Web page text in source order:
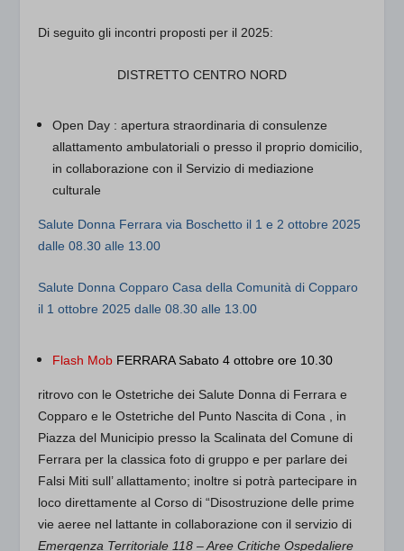
Di seguito gli incontri proposti per il 2025:
DISTRETTO CENTRO NORD
Open Day : apertura straordinaria di consulenze
allattamento ambulatoriali o presso il proprio domicilio,
in collaborazione con il Servizio di mediazione
culturale
Salute Donna Ferrara via Boschetto il 1 e 2 ottobre 2025
dalle 08.30 alle 13.00
Salute Donna Copparo Casa della Comunità di Copparo
il 1 ottobre 2025 dalle 08.30 alle 13.00
Flash Mob FERRARA Sabato 4 ottobre ore 10.30
ritrovo con le Ostetriche dei Salute Donna di Ferrara e
Copparo e le Ostetriche del Punto Nascita di Cona , in
Piazza del Municipio presso la Scalinata del Comune di
Ferrara per la classica foto di gruppo e per parlare dei
Falsi Miti sull’ allattamento; inoltre si potrà partecipare in
loco direttamente alCorso di “Disostruzione delle prime
vie aeree nel lattante in collaborazione con il servizio di
Emergenza Territoriale 118 – Aree Critiche Ospedaliere